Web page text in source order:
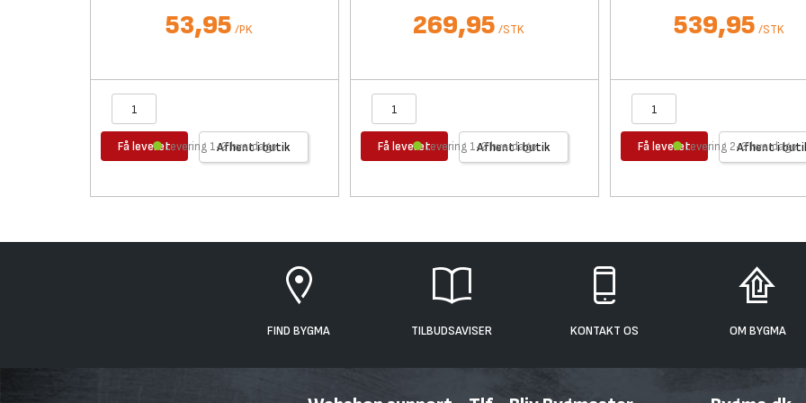
53,95 /PK
Få leveret Afhent i butik
Levering 1-2 hverdage
269,95 /STK
Få leveret Afhent i butik
Levering 1-2 hverdage
539,95 /STK
Få leveret Afhent i
Levering 2-3 hverdage
FIND BYGMA TILBUDSAVISER KONTAKT OS OM BYGMA